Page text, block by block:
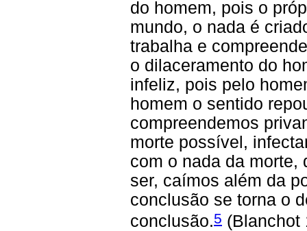
do homem, pois o
mundo, o nada é
trabalha e
o dilaceramento do
infeliz, pois pelo
homem o sentido
compreendemos
morte possível,
com o nada da morte,
ser, caímos além da
conclusão se torna o
conclusão.5 (Blanchot